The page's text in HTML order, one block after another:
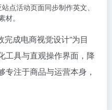
点活动页面同步制作英文、
。
成电商视觉设计”为目
工具与直观操作界面，降
注于商品与运营本身，